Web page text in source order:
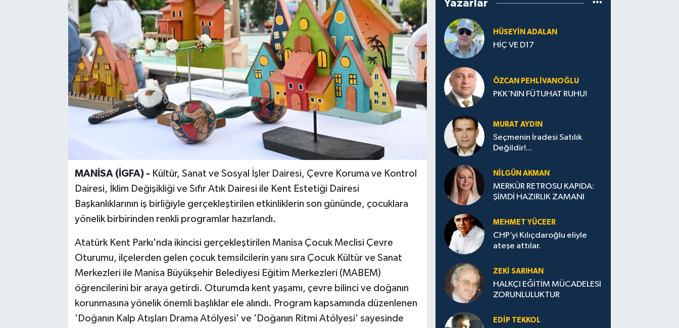
MANİSA (İGFA) - Kültür, Sanat ve Sosyal İşler Dairesi, Çevre Koruma ve Kontrol
Dairesi, İklim Değişikliği ve Sıfır Atık Dairesi ile Kent Estetiği Dairesi
Başkanlıklarının iş birliğiyle gerçekleştirilen etkinliklerin son gününde, çocuklara
yönelik birbirinden renkli programlar hazırlandı.
Atatürk Kent Parkı'nda ikincisi gerçekleştirilen Manisa Çocuk Meclisi Çevre
Oturumu, ilçelerden gelen çocuk temsilcilerin yanı sıra Çocuk Kültür ve Sanat
Merkezleri ile Manisa Büyükşehir Belediyesi Eğitim Merkezleri (MABEM)
öğrencilerini bir araya getirdi. Oturumda kent yaşamı, çevre bilinci ve doğanın
korunmasına yönelik önemli başlıklar ele alındı. Program kapsamında düzenlenen
'Doğanın Kalp Atışları Drama Atölyesi' ve 'Doğanın Ritmi Atölyesi' sayesinde
Yazarlar
HÜSEYIN ADALAN
HİÇ VE D17
ÖZCAN PEHLIVANOĞLU
PKK’NIN FÜTUHAT RUHU!
MURAT AYDIN
Seçmenin İradesi Satılık
Değildir!...
NILGÜN AKMAN
MERKÜR RETROSU KAPIDA:
ŞİMDİ HAZIRLIK ZAMANI
MEHMET YÜCEER
CHP’yi Kılıçdaroğlu eliyle
ateşe attılar.
ZEKI SARIHAN
HALKÇI EĞİTİM MÜCADELESİ
ZORUNLULUKTUR
EDIP TEKKOL